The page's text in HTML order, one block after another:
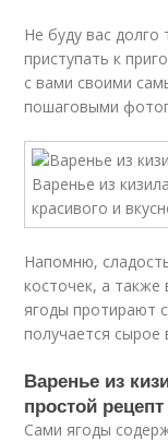
Не буду вас долго
приступать к
с вами своими
пошаговыми
Напомню,
косточек, а
ягоды протирают
получается сырое
Варенье из
простой рецепт
Сами ягоды